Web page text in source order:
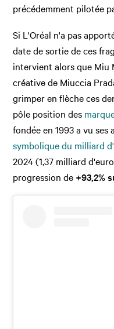
précédemment pilotée
Si L'Oréal n'a pas
date de sortie de ces
intervient alors que Miu
créative de Miuccia
grimper en flèche ces
pôle position des
fondée en 1993 a vu
symbolique du milliard
2024 (1,37 milliard
progression de +93,2%